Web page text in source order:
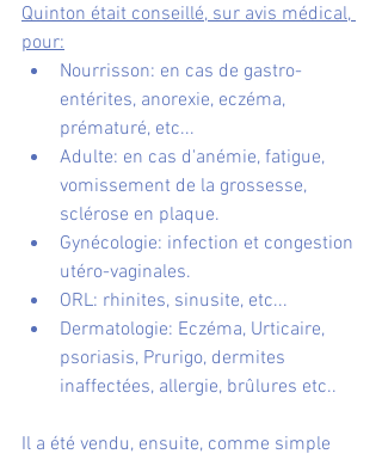
Quinton était conseillé, sur avis médical,
pour:
Nourrisson: en cas de gastro-
entérites, anorexie, eczéma,
prématuré, etc...
Adulte: en cas d'anémie, fatigue,
vomissement de la grossesse,
sclérose en plaque.
Gynécologie: infection et congestion
utéro-vaginales.
ORL: rhinites, sinusite, etc...
Dermatologie: Eczéma, Urticaire,
psoriasis, Prurigo, dermites
inaffectées, allergie, brûlures etc..
Il a été vendu, ensuite, comme simple